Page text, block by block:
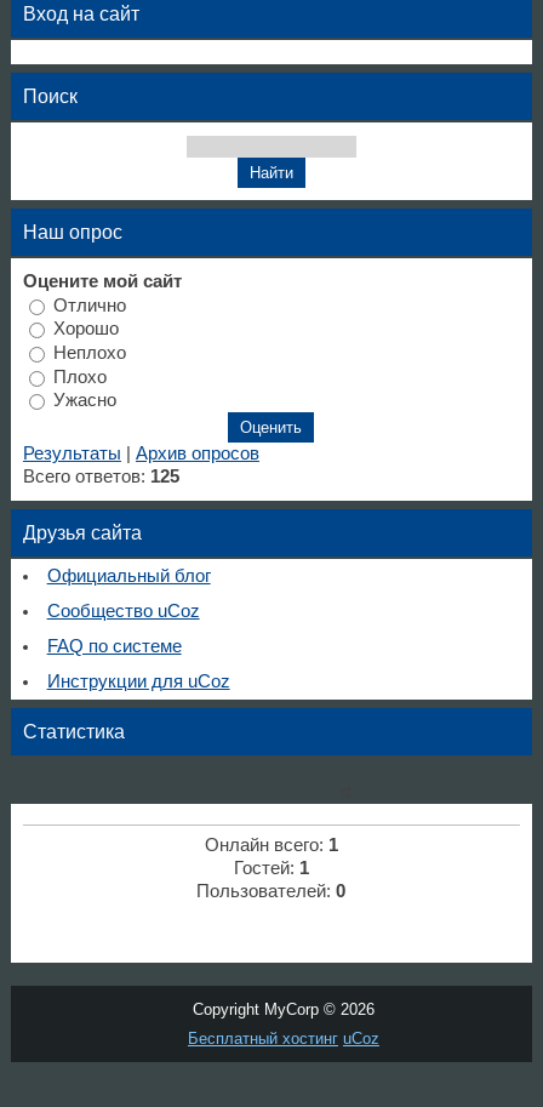
Вход на сайт
Поиск
Наш опрос
Оцените мой сайт
Отлично
Хорошо
Неплохо
Плохо
Ужасно
Результаты
Архив опросов
Всего ответов: 125
Друзья сайта
Официальный блог
Сообщество uCoz
FAQ по системе
Инструкции для uCoz
Статистика
Онлайн всего: 1
Гостей: 1
Пользователей:0
Copyright MyCorp © 2026
Бесплатный хостинг uCoz